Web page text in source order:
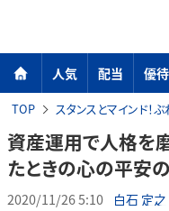
人気 配当 優待
TOP スタンスとマインド！
資産運用で人格を
たときの心の平安
2020/11/26 5:10 白石 定之